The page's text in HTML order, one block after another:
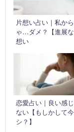
片想い占い｜私か
ゃ…ダメ？【進展
想い
恋愛占い｜良い感
ない【もしかして
シ？】